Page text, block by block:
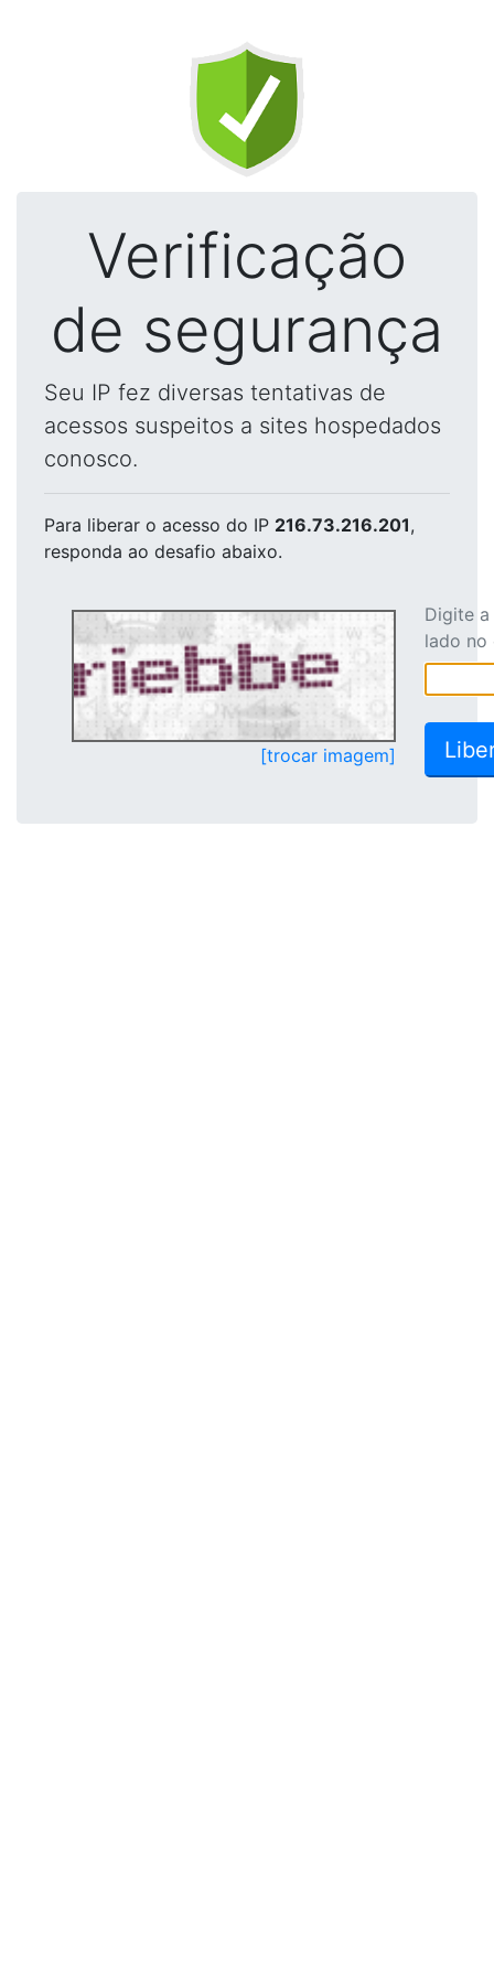
Verificação
de segurança
Seu IP fez diversas tentativas de
acessos suspeitos a sites hospedados
conosco.
Para liberar o acesso do IP 216.73.216.201,
responda ao desafio abaixo.
[trocar imagem]
Digite
lado no